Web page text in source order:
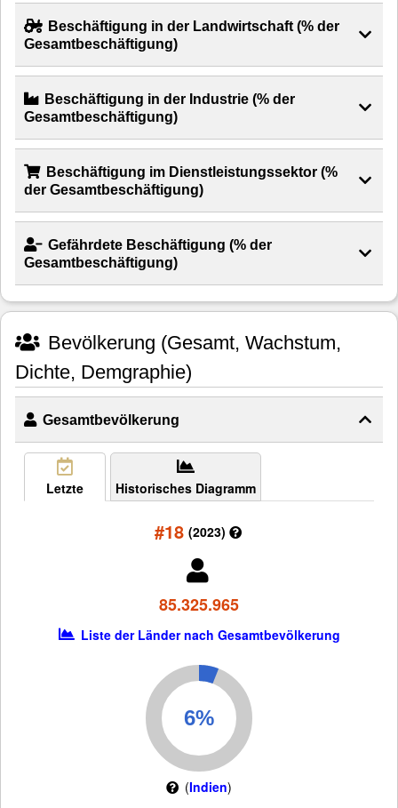
Beschäftigung in der Landwirtschaft (% der
Gesamtbeschäftigung)
Beschäftigung in der Industrie (% der
Gesamtbeschäftigung)
Beschäftigung im Dienstleistungssektor (%
der Gesamtbeschäftigung)
Gefährdete Beschäftigung (% der
Gesamtbeschäftigung)
Bevölkerung (Gesamt, Wachstum,
Dichte, Demgraphie)
Gesamtbevölkerung
Letzte Historisches Diagramm
#18 (2023)
85.325.965
Liste der Länder nach Gesamtbevölkerung
(Indien)